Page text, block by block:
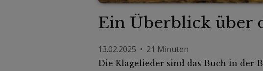
Ein Überblick über
13.02.2025 • 21 Minuten
Die Klagelieder sind das Buch in der